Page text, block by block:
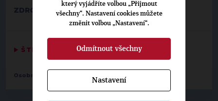
ZDROJ: ŠUMPERSKÝ DENÍK
▶ ŠTÍTKY
Osobnosti:
který vyjádříte volbou „Přijmout
všechny“. Nastavení cookies můžete
změnit volbou „Nastavení“.
Odmítnout všechny
Nastavení